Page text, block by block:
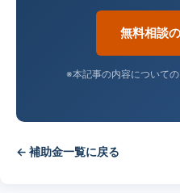
無料相談
※本記事の内容について
← 補助金一覧に戻る